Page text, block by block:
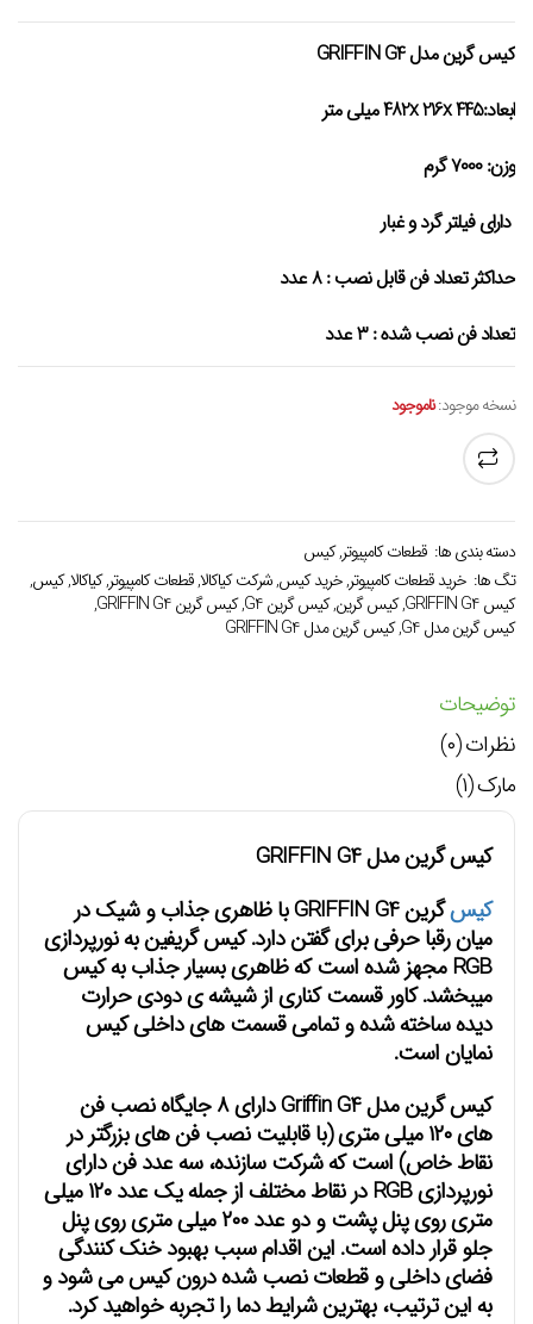
کیس گرین مدل GRIFFIN G4
ابعاد:482x 216x 445 میلی متر
وزن:۷۰۰۰ گرم
دارای فیلتر گرد و غبار
حداکثر تعداد فن قابل نصب : ۸ عدد
تعداد فن نصب شده : ۳ عدد
نسخه موجود:ناموجود
دسته بندی ها: قطعات کامپیوتر,کیس
تگ ها: خرید قطعات کامپیوتر,خرید کیس,شرکت کیاکالا,قطعات کامپیوتر,کیاکالا,کیس,
کیس GRIFFIN G4
,کیس گرین,کیس گرین G4 ,کیس گرین GRIFFIN G4
,
کیس گرین مدل G4
,کیس گرین مدل GRIFFIN G4
توضیحات
نظرات (۰)
مارک (۱)
کیس گرین مدل GRIFFIN G4
کیس
گرین GRIFFIN G4 با ظاهری جذاب و شیک در
میان رقبا حرفی برای گفتن دارد. کیس گریفین به نورپردازی
RGB مجهز شده است که ظاهری بسیار جذاب به کیس
میبخشد. کاور قسمت کناری از شیشه ی دودی حرارت
دیده ساخته شده و تمامی قسمت های داخلی کیس
نمایان است.
کیس گرین مدل Griffin G4 دارای ۸ جایگاه نصب فن
های ۱۲۰ میلی متری (با قابلیت نصب فن های بزرگتر در
نقاط خاص) است که شرکت سازنده، سه عدد فن دارای
نورپردازی RGB در نقاط مختلف از جمله یک عدد ۱۲۰ میلی
متری روی پنل پشت و دو عدد ۲۰۰ میلی متری روی پنل
جلو قرار داده است. این اقدام سبب بهبود خنک کنندگی
فضای داخلی و قطعات نصب شده درون کیس می شود و
به این ترتیب، بهترین شرایط دما را تجربه خواهید کرد.